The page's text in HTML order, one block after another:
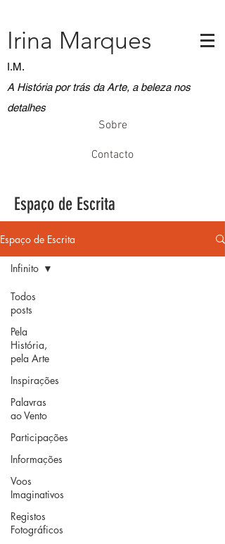
A História por trás da Arte, a beleza nos
detalhes
Irina Marques
I.M.
Sobre
Contacto
Espaço de Escrita
Espaço de Escrita
Todos
posts
Pela
História,
pela Arte
Inspirações
Palavras
ao Vento
Participações
Informações
Voos
Imaginativos
Registos
Fotográficos
Infinito